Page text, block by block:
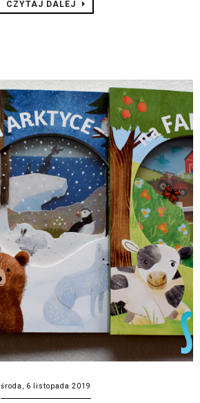
CZYTAJ DALEJ
środa, 6 listopada 2019